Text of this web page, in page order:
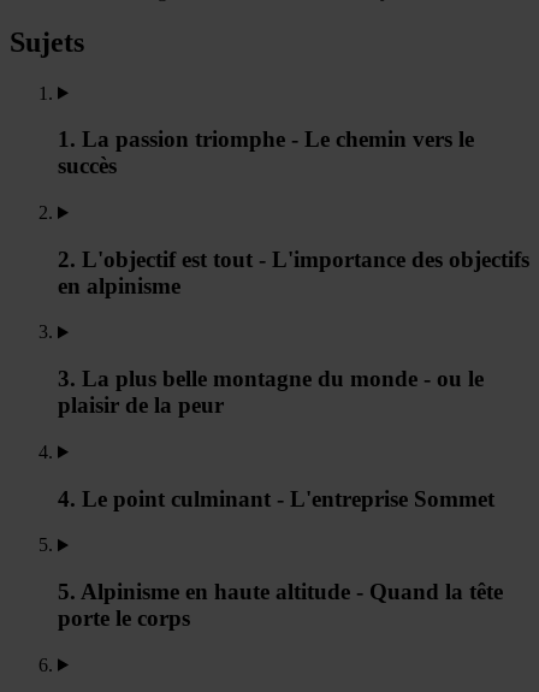
Sujets
1. La passion triomphe - Le chemin vers le
succès
2. L'objectif est tout - L'importance des objectifs
en alpinisme
3. La plus belle montagne du monde - ou le
plaisir de la peur
4. Le point culminant - L'entreprise Sommet
5. Alpinisme en haute altitude - Quand la tête
porte le corps